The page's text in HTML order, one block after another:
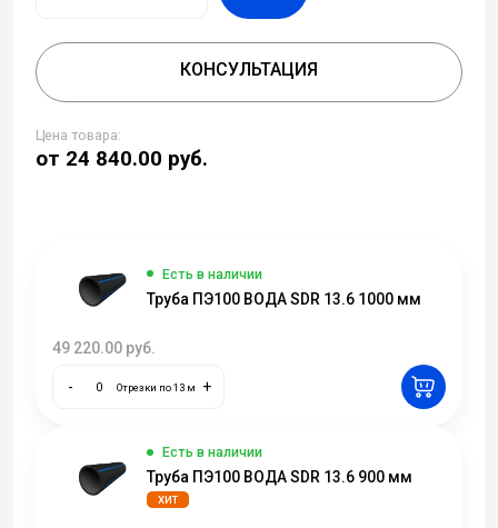
КОНСУЛЬТАЦИЯ
Цена товара:
от 24 840.00 руб.
Есть в наличии
Труба ПЭ100 ВОДА SDR 13.6 1000 мм
49 220.00 руб.
- Отрезки по 13 м +
Есть в наличии
Труба ПЭ100 ВОДА SDR 13.6 900 мм
ХИТ